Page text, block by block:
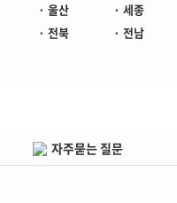
· 울산
· 세종
· 전북
· 전남
자주묻는 질문